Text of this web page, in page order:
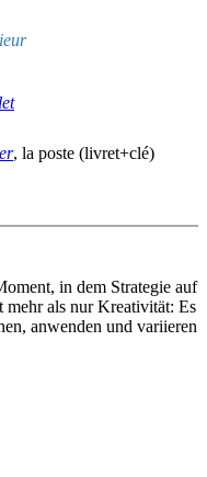
, la poste (livret+clé)
in dem Strategie auf
als nur Kreativität: Es
anwenden und variieren